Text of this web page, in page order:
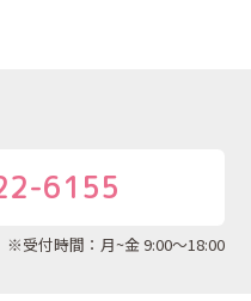
6155
※受付時間：月~金 9:00～18:00